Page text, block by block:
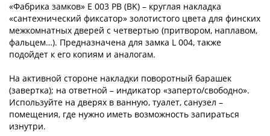
«Фабрика замков» E 003 PB (BK) – круглая накладка
«сантехнический фиксатор» золотистого цвета для финских
межкомнатных дверей с четвертью (притвором, наплавом,
фальцем…). Предназначена для замка L 004, также
подойдет к его копиям и аналогам.
На активной стороне накладки поворотный барашек
(завертка); на ответной – индикатор «заперто/свободно».
Используйте на дверях в ванную, туалет, санузел –
помещения, где нужно иметь возможность запираться
изнутри.